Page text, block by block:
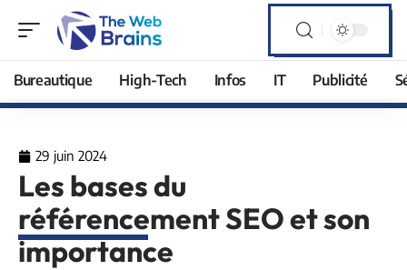
Bureautique High-Tech Infos IT Publicité
29 juin 2024
Les bases du
référencement SEO et son
importance